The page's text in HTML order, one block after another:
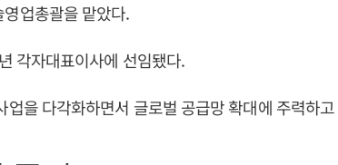
업총괄을 맡았다.
각자대표이사에 선임됐다.
업을 다각화하면서 글로벌 공급망 확대에 주력하